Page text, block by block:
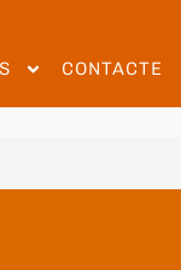
CONTACTE